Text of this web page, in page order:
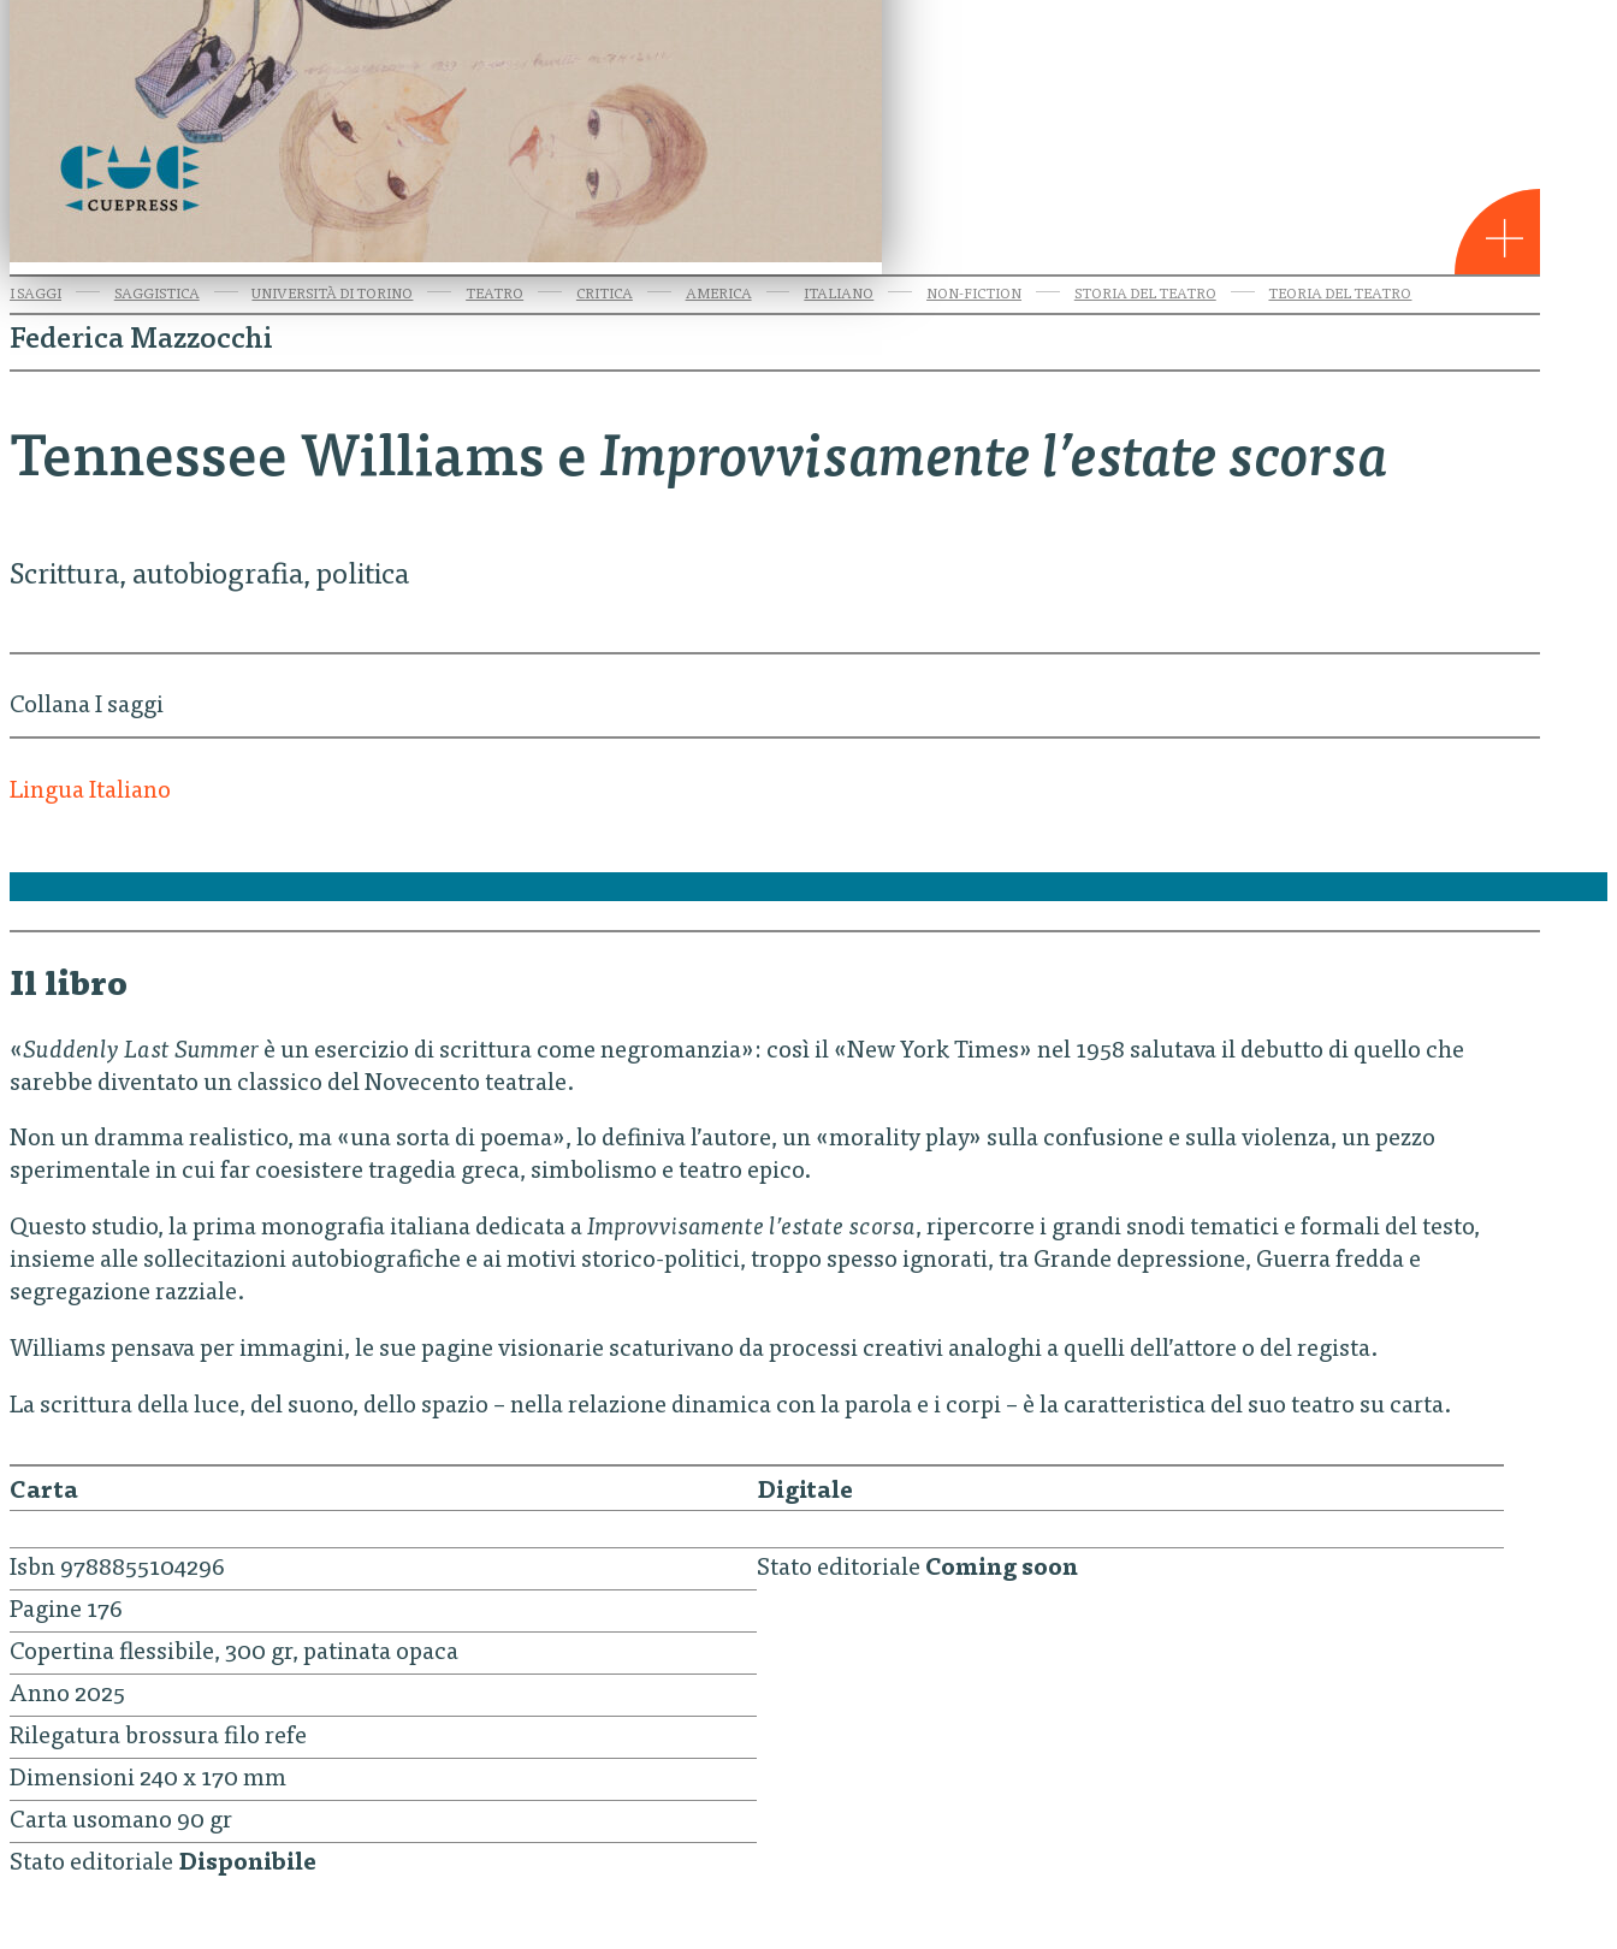
I SAGGI SAGGISTICA UNIVERSITÀ DI TORINO TEATRO CRITICA AMERICA ITALIANO NON-FICTION STORIA DEL TEATRO TEORIA DEL TEATRO
Federica Mazzocchi
Tennessee Williams e Improvvisamente l’estate scorsa
Scrittura, autobiografia, politica
Collana I saggi
Lingua Italiano
Il libro
«Suddenly Last Summer è un esercizio di scrittura come negromanzia»: così il «New York Times» nel 1958 salutava il debutto di quello che
sarebbe diventato un classico del Novecento teatrale.
Non un dramma realistico, ma «una sorta di poema», lo definiva l’autore, un «morality play» sulla confusione e sulla violenza, un pezzo
sperimentale in cui far coesistere tragedia greca, simbolismo e teatro epico.
Questo studio, la prima monografia italiana dedicata a Improvvisamente l’estate scorsa, ripercorre i grandi snodi tematici e formali del testo,
insieme alle sollecitazioni autobiografiche e ai motivi storico-politici, troppo spesso ignorati, tra Grande depressione, Guerra fredda e
segregazione razziale.
Williams pensava per immagini, le sue pagine visionarie scaturivano da processi creativi analoghi a quelli dell’attore o del regista.
La scrittura della luce, del suono, dello spazio – nella relazione dinamica con la parola e i corpi – è la caratteristica del suo teatro su carta.
Carta
Isbn 9788855104296
Pagine 176
Copertina flessibile, 300 gr, patinata opaca
Anno 2025
Rilegatura brossura filo refe
Dimensioni 240 x 170 mm
Carta usomano 90 gr
Stato editoriale Disponibile
Digitale
Stato editoriale Coming soon